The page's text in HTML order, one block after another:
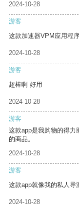
2024-10-28
游客
这款加速器VPM应用程
2024-10-28
游客
超棒啊 好用
2024-10-28
游客
这款app是我购物的得力
的商品。
2024-10-28
游客
这款app就像我的私人导
2024-10-28